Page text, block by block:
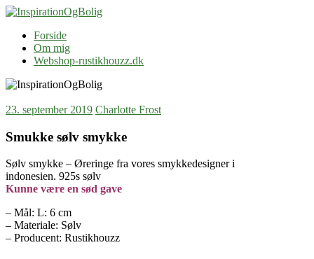
Skip
content
InspirationOgBolig
Blog
Forside
Om mig
Webshop-rustikhouzz.dk
23. september 2019 Charlotte Frost
Smukke sølv smykke
Sølv smykke – Øreringe fra vores smykkedesigner i
indonesien. 925s sølv
Kunne være en sød gave
– Mål: L: 6 cm
– Materiale: Sølv
– Producent: Rustikhouzz